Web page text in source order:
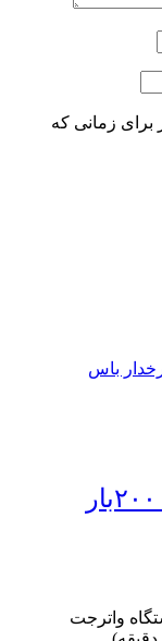
برای زمانی که
کارواش صنعتی ۲۸۰۰وات ۲۰۰بار
واترجت